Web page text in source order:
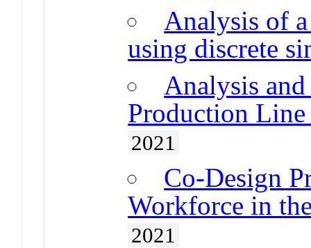
Analysis of
using discrete
Analysis
Production
2021
Co-Design
Workforce in
2021